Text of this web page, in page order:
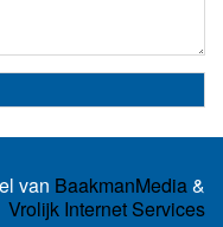
van BaakmanMedia&
Vrolijk Internet Services